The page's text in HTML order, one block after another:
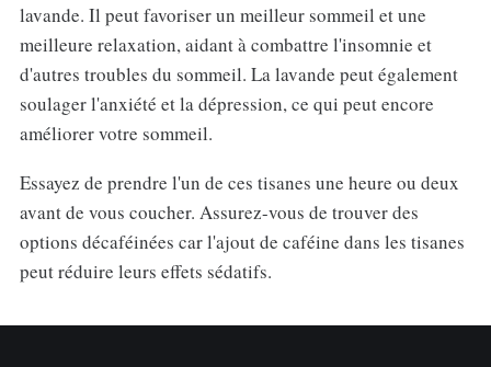
lavande. Il peut favoriser un meilleur sommeil et une
meilleure relaxation, aidant à combattre l'insomnie et
d'autres troubles du sommeil. La lavande peut également
soulager l'anxiété et la dépression, ce qui peut encore
améliorer votre sommeil.
Essayez de prendre l'un de ces tisanes une heure ou deux
avant de vous coucher. Assurez-vous de trouver des
options décaféinées car l'ajout de caféine dans les tisanes
peut réduire leurs effets sédatifs.